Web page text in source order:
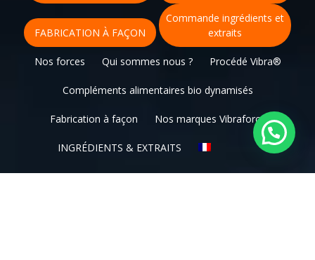
FABRICATION À FAÇON
Commande ingrédients et
extraits
Nos forces Qui sommes nous ? Procédé Vibra®
Compléments alimentaires bio dynamisés
Fabrication à façon Nos marques Vibraforce
INGRÉDIENTS & EXTRAITS